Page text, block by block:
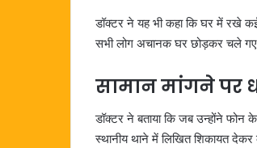
डॉक्टर ने यह भी कहा कि घर में रखे
सभी लोग अचानक घर छोड़कर चले गए
सामान मांगने पर
डॉक्टर ने बताया कि जब उन्होंने फोन
स्थानीय थाने में लिखित शिकायत देकर